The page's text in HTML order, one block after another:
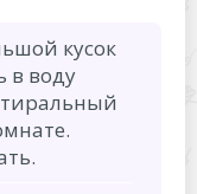
кусок
в воду